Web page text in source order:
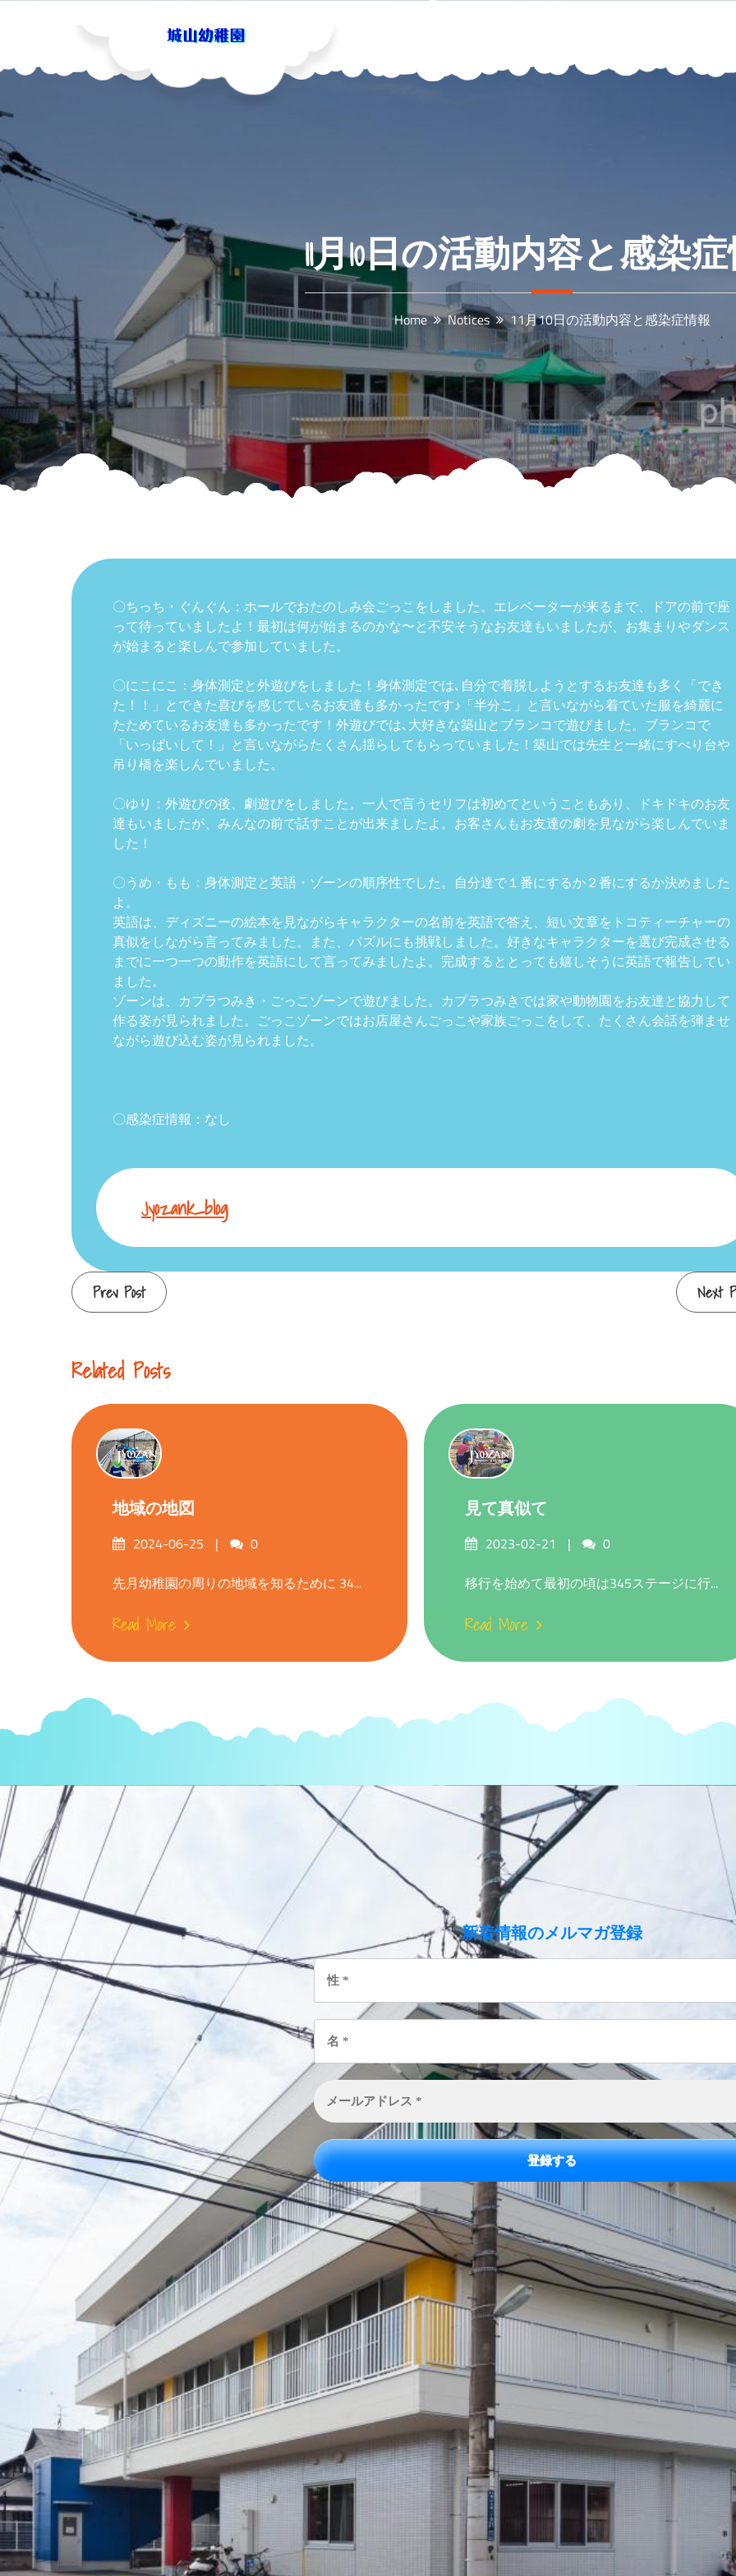
11月10日の活動内容と感染
Home Notices 11月10日の活動内容と感染症情報
〇ちっち・ぐんぐん：ホールでおたのしみ会ごっこをしました。エレベーターが来るまで、ドアの前で座
って待っていましたよ！最初は何が始まるのかな〜と不安そうなお友達もいましたが、お集まりやダンス
が始まると楽しんで参加していました。
〇にこにこ：身体測定と外遊びをしました！身体測定では､自分で着脱しようとするお友達も多く「でき
た！！」とできた喜びを感じているお友達も多かったです♪「半分こ」と言いながら着ていた服を綺麗に
たためているお友達も多かったです！外遊びでは､大好きな築山とブランコで遊びました。ブランコで
「いっぱいして！」と言いながらたくさん揺らしてもらっていました！築山では先生と一緒にすべり台や
吊り橋を楽しんでいました。
〇ゆり：外遊びの後、劇遊びをしました。一人で言うセリフは初めてということもあり、ドキドキのお友
達もいましたが、みんなの前で話すことが出来ましたよ。お客さんもお友達の劇を見ながら楽しんでいま
した！
〇うめ・もも：身体測定と英語・ゾーンの順序性でした。自分達で１番にするか２番にするか決めました
よ。
英語は、ディズニーの絵本を見ながらキャラクターの名前を英語で答え、短い文章をトコティーチャーの
真似をしながら言ってみました。また、パズルにも挑戦しました。好きなキャラクターを選び完成させる
までに一つ一つの動作を英語にして言ってみましたよ。完成するととっても嬉しそうに英語で報告してい
ました。
ゾーンは、カプラつみき・ごっこゾーンで遊びました。カプラつみきでは家や動物園をお友達と協力して
作る姿が見られました。ごっこゾーンではお店屋さんごっこや家族ごっこをして、たくさん会話を弾ませ
ながら遊び込む姿が見られました。
〇感染症情報：なし
Jyozank_blog
Continue
Reading
Prev Post Next
Related Posts
地域の地図
Posted2024-06-25 Comments
0
先月幼稚園の周りの地域を知るために 34...
Read More
見て真似て
Posted2023-02-21 Comments
0
移行を始めて最初の頃は345ステージに行...
Read More
新着情報のメルマガ登録
性
名
*
メ
ー
ル
ド
レ
ス
*